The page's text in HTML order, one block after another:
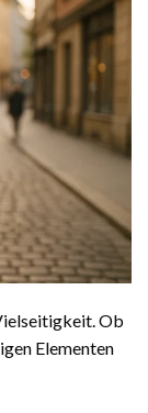
Ob
Elementen